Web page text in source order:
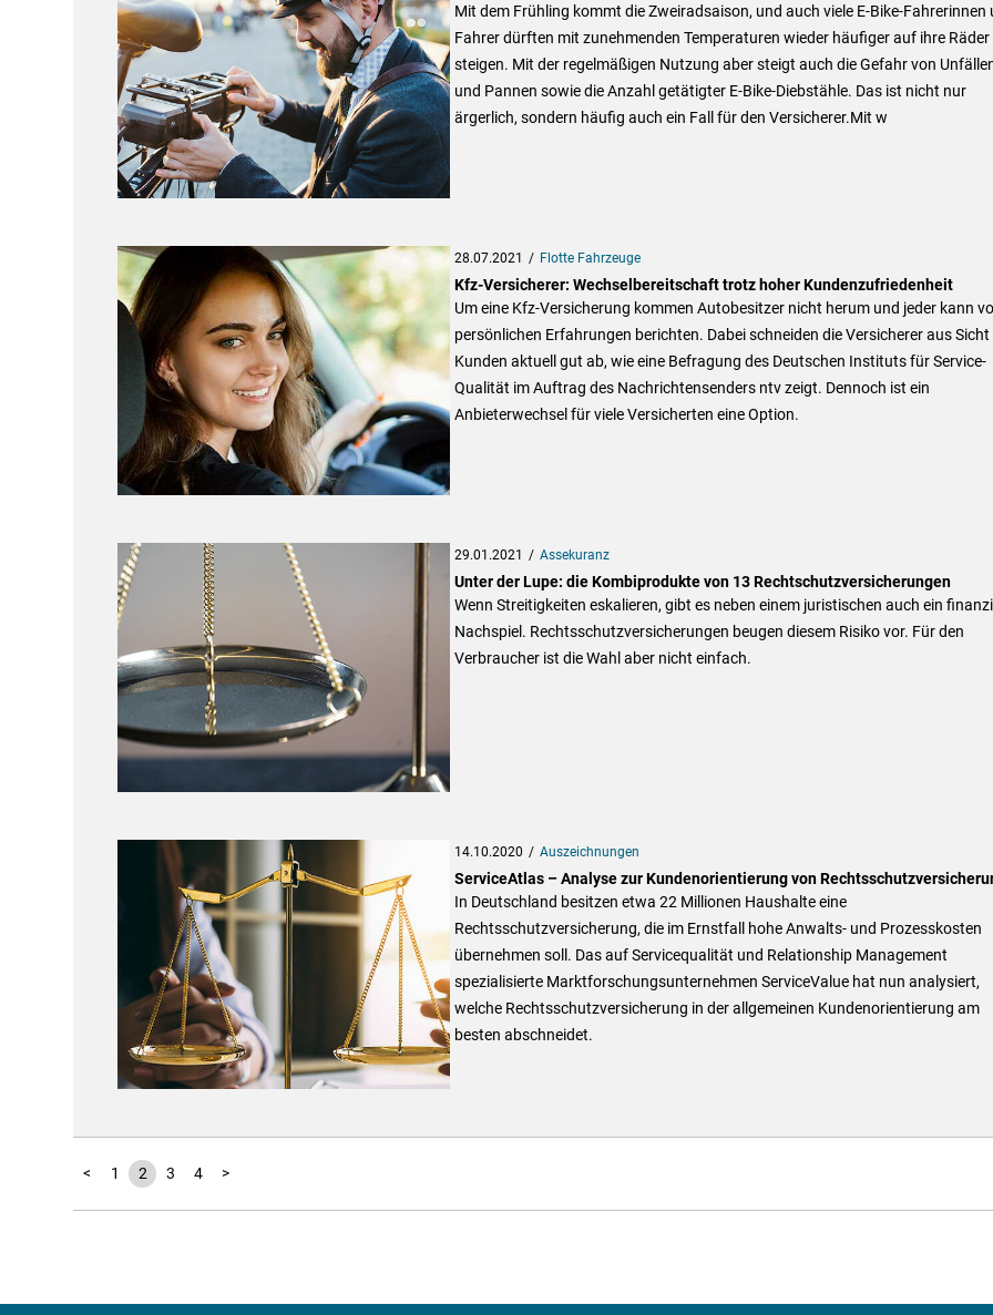
Mit dem Frühling kommt die Zweiradsaison, und auch viele E-Bike-Fahrerinnen
Fahrer dürften mit zunehmenden Temperaturen wieder häufiger auf ihre Räder
steigen. Mit der regelmäßigen Nutzung aber steigt auch die Gefahr von
und Pannen sowie die Anzahl getätigter E-Bike-Diebstähle. Das ist nicht nur
ärgerlich, sondern häufig auch ein Fall für den Versicherer.Mit w
28.07.2021 Flotte Fahrzeuge
Kfz-Versicherer: Wechselbereitschaft trotz hoher Kundenzufriedenheit
Um eine Kfz-Versicherung kommen Autobesitzer nicht herum und jeder kann
persönlichen Erfahrungen berichten. Dabei schneiden die Versicherer aus Sicht
Kunden aktuell gut ab, wie eine Befragung des Deutschen Instituts für Service-
Qualität im Auftrag des Nachrichtensenders ntv zeigt. Dennoch ist ein
Anbieterwechsel für viele Versicherten eine Option.
29.01.2021 Assekuranz
Unter der Lupe: die Kombiprodukte von 13 Rechtschutzversicherungen
Wenn Streitigkeiten eskalieren, gibt es neben einem juristischen auch ein
Nachspiel. Rechtsschutzversicherungen beugen diesem Risiko vor. Für den
Verbraucher ist die Wahl aber nicht einfach.
14.10.2020 Auszeichnungen
ServiceAtlas – Analyse zur Kundenorientierung von
In Deutschland besitzen etwa 22 Millionen Haushalte eine
Rechtsschutzversicherung, die im Ernstfall hohe Anwalts- und Prozesskosten
übernehmen soll. Das auf Servicequalität und Relationship Management
spezialisierte Marktforschungsunternehmen ServiceValue hat nun analysiert,
welche Rechtsschutzversicherung in der allgemeinen Kundenorientierung am
besten abschneidet.
< 1 2 3 4 >